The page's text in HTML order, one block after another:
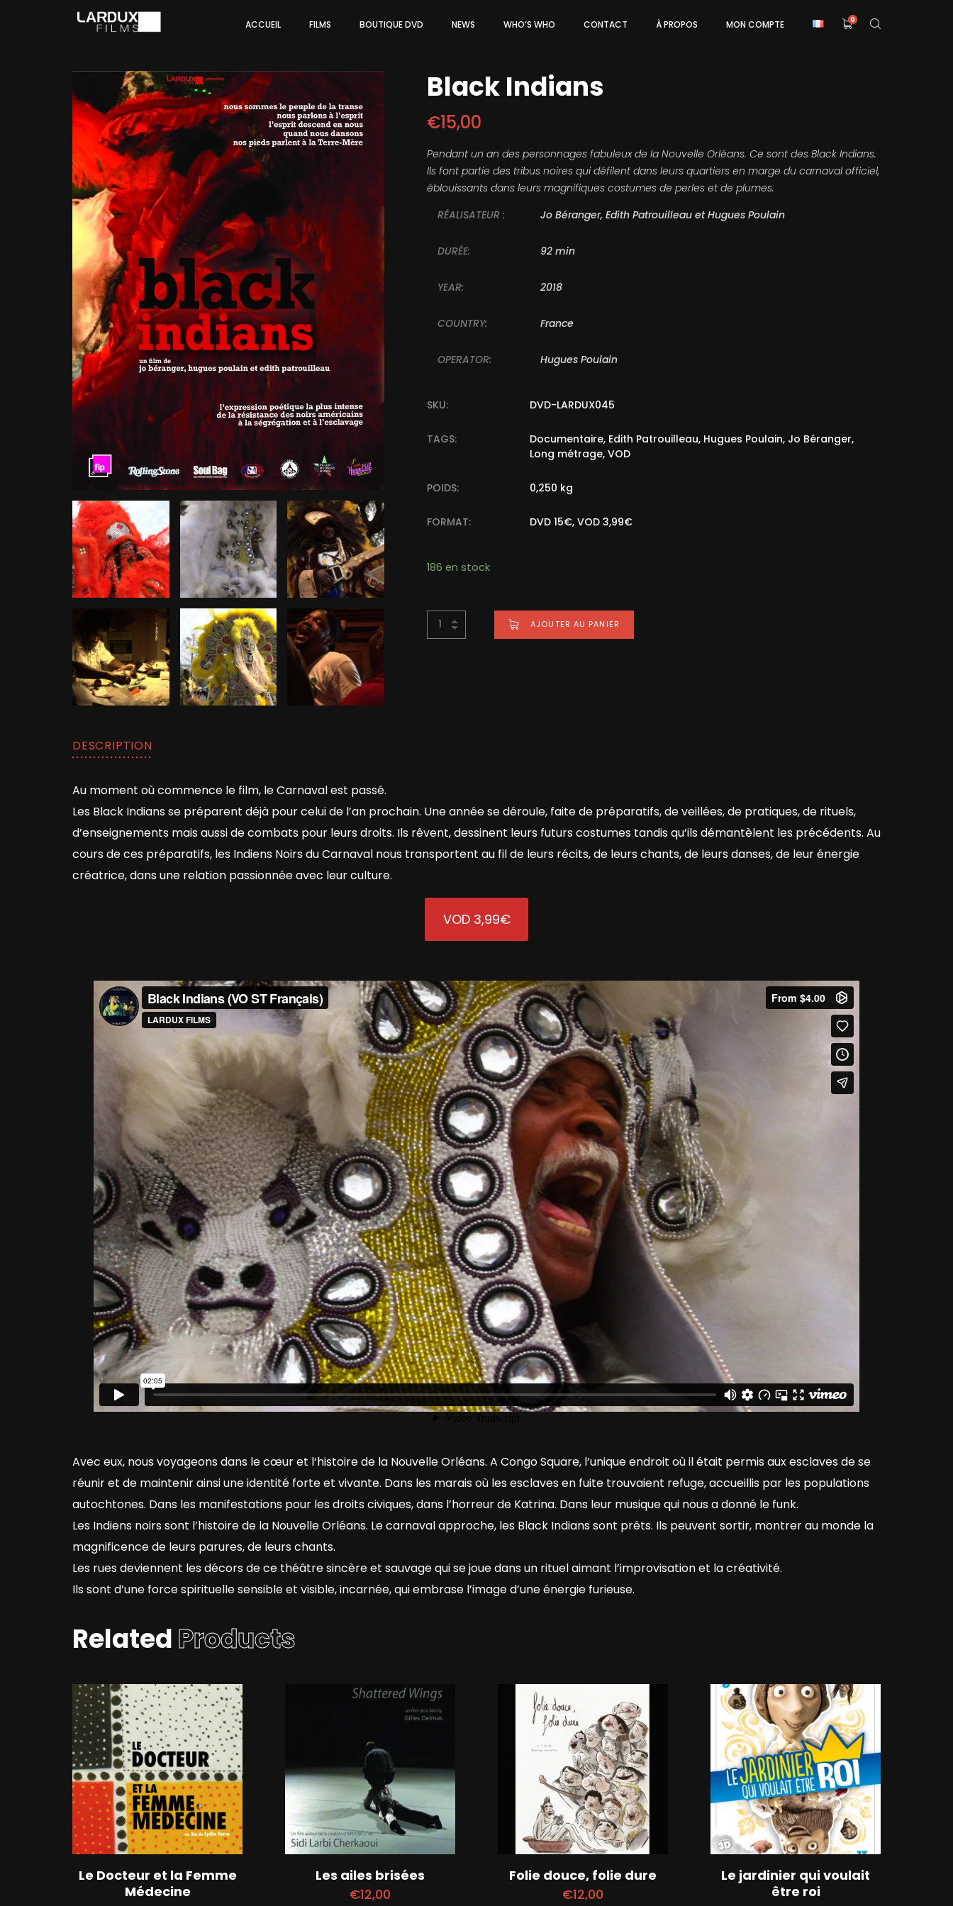
ACCUEIL FILMS BOUTIQUE DVD NEWS WHO’S WHO CONTACT À PROPOS MON COMPTE 0
Black Indians
€15,00
Pendant un an des personnages fabuleux de la Nouvelle Orléans. Ce sont des Black Indians.
Ils font partie des tribus noires qui défilent dans leurs quartiers en marge du carnaval officiel,
éblouissants dans leurs magnifiques costumes de perles et de plumes.
RÉALISATEUR :
Jo Béranger, Edith Patrouilleau et Hugues Poulain
DURÉE: 92 min
YEAR: 2018
COUNTRY: France
OPERATOR: Hugues Poulain
SKU: DVD-LARDUX045
TAGS: Documentaire, Edith Patrouilleau, Hugues Poulain, Jo Béranger,
Long métrage, VOD
POIDS: 0,250 kg
FORMAT: DVD 15€, VOD 3,99€
186 en stock
AJOUTER AU PANIER
Alternative:
DESCRIPTION
Au moment où commence le film, le Carnaval est passé.
Les Black Indians se préparent déjà pour celui de l’an prochain. Une année se déroule, faite de préparatifs, de veillées, de pratiques, de rituels,
d’enseignements mais aussi de combats pour leurs droits. Ils rêvent, dessinent leurs futurs costumes tandis qu’ils démantèlent les précédents. Au
cours de ces préparatifs, les Indiens Noirs du Carnaval nous transportent au fil de leurs récits, de leurs chants, de leurs danses, de leur énergie
créatrice, dans une relation passionnée avec leur culture.
VOD 3,99€
Avec eux, nous voyageons dans le cœur et l‘histoire de la Nouvelle Orléans. A Congo Square, l’unique endroit où il était permis aux esclaves de se
réunir et de maintenir ainsi une identité forte et vivante. Dans les marais où les esclaves en fuite trouvaient refuge, accueillis par les populations
autochtones. Dans les manifestations pour les droits civiques, dans l’horreur de Katrina. Dans leur musique qui nous a donné le funk.
Les Indiens noirs sont l’histoire de la Nouvelle Orléans. Le carnaval approche, les Black Indians sont prêts. Ils peuvent sortir, montrer au monde la
magnificence de leurs parures, de leurs chants.
Les rues deviennent les décors de ce théâtre sincère et sauvage qui se joue dans un rituel aimant l’improvisation et la créativité.
Ils sont d’une force spirituelle sensible et visible, incarnée, qui embrase l’image d’une énergie furieuse.
RelatedProducts
Le Docteur et la Femme
Médecine
Les ailes brisées
€12,00
Folie douce, folie dure
€12,00
Le jardinier qui voulait
être roi